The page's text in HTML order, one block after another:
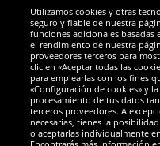
Socios y seguridad
Utilizamos cookies y otras
seguro y fiable de nuestra
funciones adicionales basadas
el rendimiento de nuestra
proveedores terceros para
clic en «Aceptar todas las
para emplearlas con los fines
«Configuración de cookies» y
procesamiento de tus datos
terceros proveedores. A
necesarias, tienes la
o aceptarlas individualmente